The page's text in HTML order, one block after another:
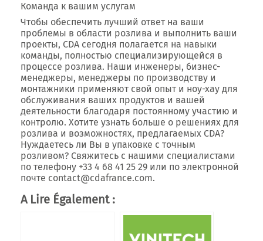
Команда к вашим услугам
Чтобы обеспечить лучший ответ на ваши
проблемы в области розлива и выполнить ваши
проекты, CDA сегодня полагается на навыки
команды, полностью специализирующейся в
процессе розлива. Наши инженеры, бизнес-
менеджеры, менеджеры по производству и
монтажники применяют свой опыт и ноу-хау для
обслуживания ваших продуктов и вашей
деятельности благодаря постоянному участию и
контролю. Хотите узнать больше о решениях для
розлива и возможностях, предлагаемых CDA?
Нуждаетесь ли Вы в упаковке с точным
розливом? Свяжитесь с нашими специалистами
по телефону +33 4 68 41 25 29 или по электронной
почте contact@cdafrance.com.
A Lire Également :